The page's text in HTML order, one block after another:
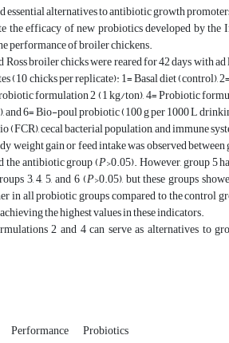
alternatives to antibiotic growth
efficacy of new probiotics developed by
performance of broiler chickens.
broiler chicks were reared for 42 days with
(10 chicks per replicate): 1= Basal diet
formulation 2 (1 kg/ton), 4= Probiotic
and 6= Bio-poul probiotic (100 g per 1000 L
(FCR), cecal bacterial population, and immune
gain or feed intake was observed
the antibiotic group (P>0.05). However, group 5
3, 4, 5, and 6 (P>0.05), but these groups
in all probiotic groups compared to the control
the highest values in these indicators.
2 and 4 can serve as alternatives to
Performance Probiotics